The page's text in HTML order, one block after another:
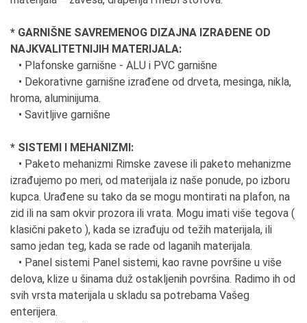
* GARNIŠNE SAVREMENOG DIZAJNA IZRAĐENE OD
NAJKVALITETNIJIH MATERIJALA:
• Plafonske garnišne - ALU i PVC garnišne
• Dekorativne garnišne izrađene od drveta, mesinga, nikla,
hroma, aluminijuma.
• Savitljive garnišne
* SISTEMI I MEHANIZMI:
• Paketo mehanizmi Rimske zavese ili paketo mehanizme
izrađujemo po meri, od materijala iz naše ponude, po izboru
kupca. Urađene su tako da se mogu montirati na plafon, na
zid ili na sam okvir prozora ili vrata. Mogu imati više tegova (
klasični paketo ), kada se izrađuju od težih materijala, ili
samo jedan teg, kada se rade od laganih materijala.
• Panel sistemi Panel sistemi, kao ravne površine u više
delova, klize u šinama duž ostakljenih površina. Radimo ih od
svih vrsta materijala u skladu sa potrebama Vašeg
enterijera.